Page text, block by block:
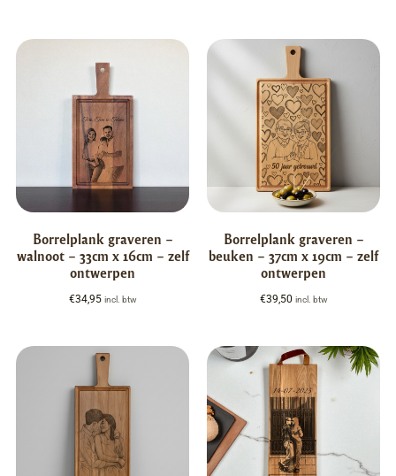
Borrelplank graveren –
walnoot – 33cm x 16cm – zelf
ontwerpen
€34,95 incl. btw
Borrelplank graveren –
beuken – 37cm x 19cm – zelf
ontwerpen
€39,50 incl. btw